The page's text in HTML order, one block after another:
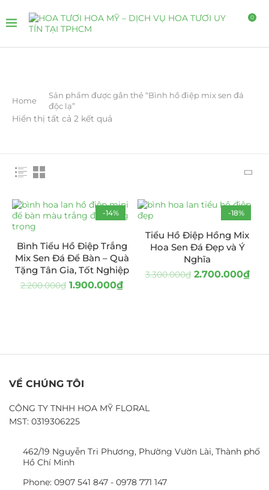
0
Home
Sản phẩm được gắn thẻ “Bình hồ điệp mix sen đá
độc lạ”
Hiển thị tất cả 2 kết quả
-14%
Bình Tiểu Hồ Điệp Trắng
Mix Sen Đá Để Bàn – Quà
Tặng Tân Gia, Tốt Nghiệp
2.200.000₫ 1.900.000₫
-18%
Tiểu Hồ Điệp Hồng Mix
Hoa Sen Đá Đẹp và Ý
Nghĩa
3.300.000₫ 2.700.000₫
VỀ CHÚNG TÔI
CÔNG TY TNHH HOA MỸ FLORAL
MST: 0319306225
462/19 Nguyễn Tri Phương, Phường Vườn Lài, Thành phố
Hồ Chí Minh
Phone: 0907 541 847 - 0978 771 147